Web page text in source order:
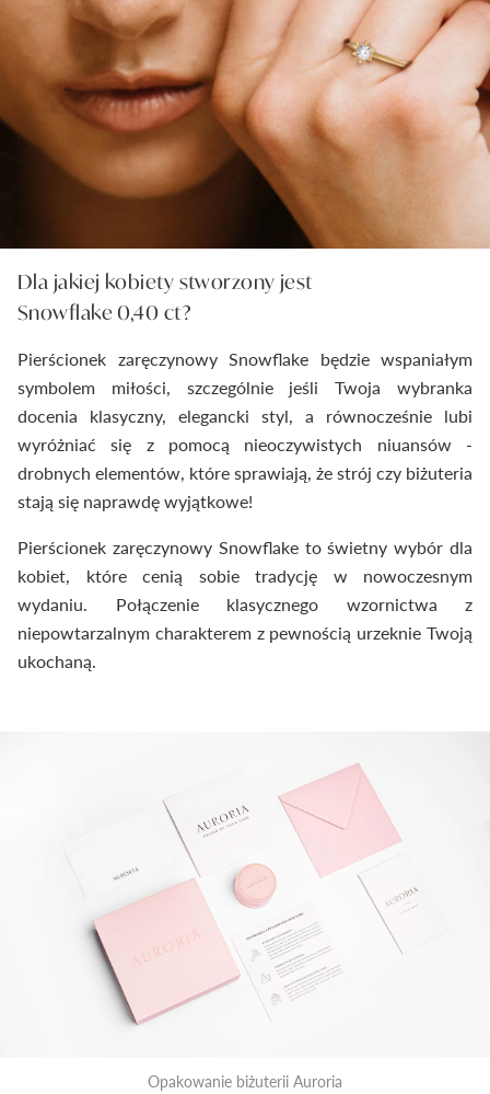
Dla jakiej kobiety stworzony jest
Snowflake 0,40 ct?
Pierścionek zaręczynowy Snowflake będzie wspaniałym
symbolem miłości, szczególnie jeśli Twoja wybranka
docenia klasyczny, elegancki styl, a równocześnie lubi
wyróżniać się z pomocą nieoczywistych niuansów -
drobnych elementów, które sprawiają, że strój czy biżuteria
stają się naprawdę wyjątkowe!
Pierścionek zaręczynowy Snowflake to świetny wybór dla
kobiet, które cenią sobie tradycję w nowoczesnym
wydaniu. Połączenie klasycznego wzornictwa z
niepowtarzalnym charakterem z pewnością urzeknie Twoją
ukochaną.
Opakowanie biżuterii Auroria